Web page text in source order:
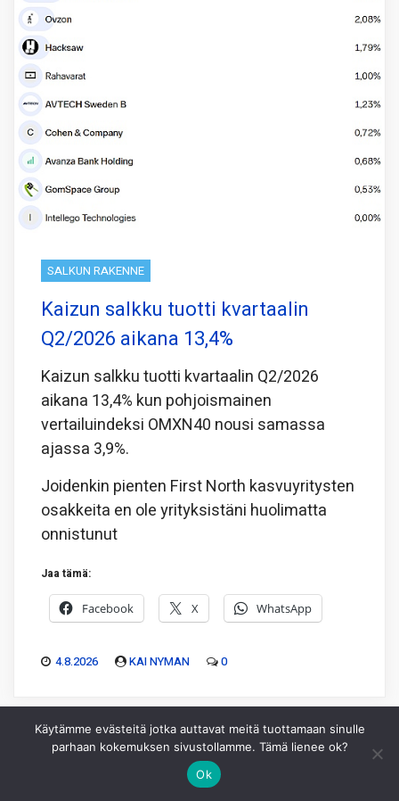
SALKUN RAKENNE
Kaizun salkku tuotti kvartaalin
Q2/2026 aikana 13,4%
Kaizun salkku tuotti kvartaalin Q2/2026
aikana 13,4% kun pohjoismainen
vertailuindeksi OMXN40 nousi samassa
ajassa 3,9%.
Joidenkin pienten First North kasvuyritysten
osakkeita en ole yrityksistäni huolimatta
onnistunut
Jaa tämä:
Facebook X WhatsApp
4.8.2026 KAI NYMAN 0
Käytämme evästeitä jotka auttavat meitä tuottamaan sinulle
parhaan kokemuksen sivustollamme. Tämä lienee ok?
Ok